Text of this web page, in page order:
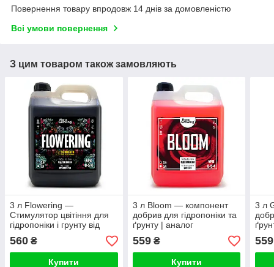
Повернення товару впродовж 14 днів за домовленістю
Всі умови повернення
З цим товаром також замовляють
3 л Flowering —
Стимулятор цвітіння для
гідропоніки і грунту від
FloraGrowing
560 ₴
Купити
3 л Bloom — компонент
добрив для гідропоніки та
ґрунту | аналог
GHE/TerraAquatica
559₴
Купити
3 л
559